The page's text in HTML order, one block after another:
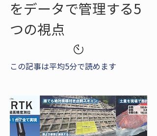
をデータで管理する5
つの視点
この記事は平均5分で読めます